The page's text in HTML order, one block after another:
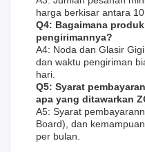
harga berkisar antara
Q4: Bagaimana
pengirimannya?
A4: Noda dan Glasir
dan waktu pengiriman
hari.
Q5: Syarat
apa yang ditawarkan
A5: Syarat
Board), dan
per bulan.